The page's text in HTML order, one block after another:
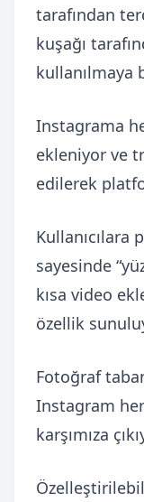
tarafından
kuşağı
kullanılmaya
Instagrama
ekleniyor ve
edilerek
Kullanıcılara
sayesinde
kısa video
özellik
Fotoğraf
Instagram
karşımıza